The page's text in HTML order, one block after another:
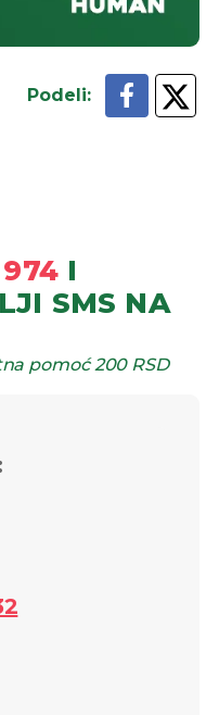
Podeli:
974 I
SMS NA
pomoć200 RSD